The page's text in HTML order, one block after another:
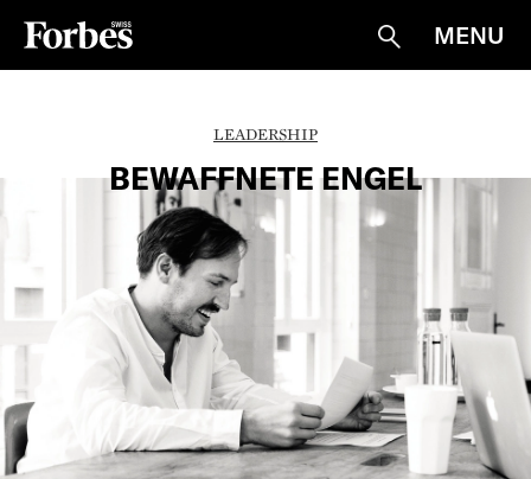
Suche
MENU
LEADERSHIP
BEWAFFNETE ENGEL